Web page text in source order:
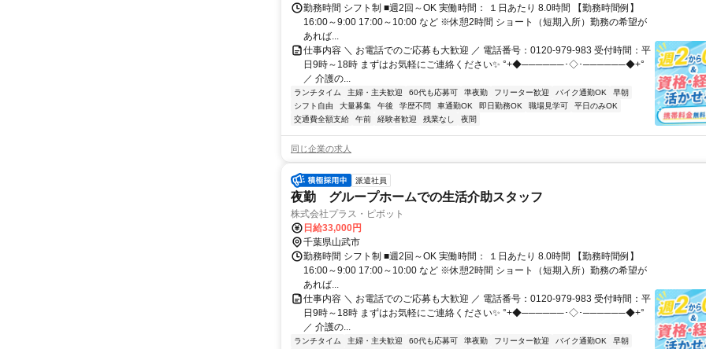
勤務時間 シフト制 ■週2回～OK 実働時間： １日あたり 8.0時間 【勤務時間例】
16:00～9:00 17:00～10:00 など ※休憩2時間 ショート（短期入所）勤務の希望が
あれば...
仕事内容 ＼ お電話でのご応募も大歓迎 ／ 電話番号：0120-979-983 受付時間：平
日9時～18時 まずはお気軽にご連絡ください✨ °+◆──────･◇･──────◆+°
／ 介護の...
ランチタイム 主婦・主夫歓迎 60代も応募可 準夜勤 フリーター歓迎 バイク通勤OK
早朝
シフト自由
大量募集 午後 学歴不問 車通勤OK 即日勤務OK 職場見学可
平日のみOK
交通費全額支給
午前 経験者歓迎 残業なし 夜間
同じ企業の求人
派遣社員
夜勤 グループホームでの生活介助スタッフ
株式会社プラス・ピボット
日給33,000円
千葉県山武市
勤務時間 シフト制 ■週2回～OK 実働時間： １日あたり 8.0時間 【勤務時間例】
16:00～9:00 17:00～10:00 など ※休憩2時間 ショート（短期入所）勤務の希望が
あれば...
仕事内容 ＼ お電話でのご応募も大歓迎 ／ 電話番号：0120-979-983 受付時間：平
日9時～18時 まずはお気軽にご連絡ください✨ °+◆──────･◇･──────◆+°
／ 介護の...
ランチタイム 主婦・主夫歓迎 60代も応募可 準夜勤 フリーター歓迎 バイク通勤OK
早朝